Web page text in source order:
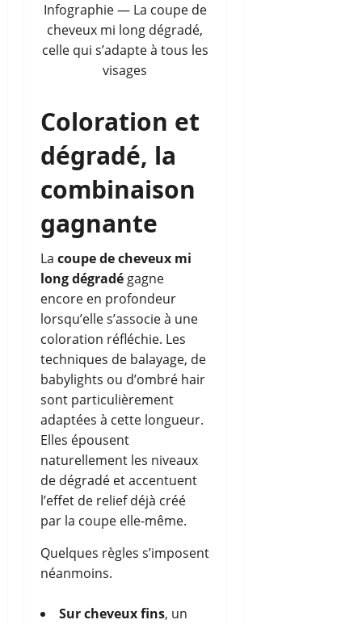
Infographie — La coupe de
cheveux mi long dégradé,
celle qui s’adapte à tous les
visages
Coloration et
dégradé, la
combinaison
gagnante
La coupe de cheveux mi
long dégradé gagne
encore en profondeur
lorsqu’elle s’associe à une
coloration réfléchie. Les
techniques de balayage, de
babylights ou d’ombré hair
sont particulièrement
adaptées à cette longueur.
Elles épousent
naturellement les niveaux
de dégradé et accentuent
l’effet de relief déjà créé
par la coupe elle-même.
Quelques règles s’imposent
néanmoins.
Sur cheveux fins, un